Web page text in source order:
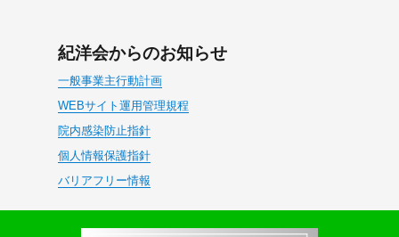
紀洋会からのお知らせ
一般事業主行動計画
WEBサイト運用管理規程
院内感染防止指針
個人情報保護指針
バリアフリー情報